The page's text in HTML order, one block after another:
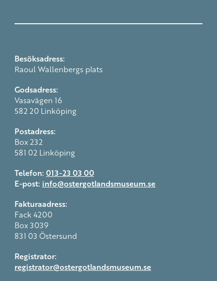
Besöksadress:
Raoul Wallenbergs plats
Godsadress:
Vasavägen 16
582 20 Linköping
Postadress:
Box 232
581 02 Linköping
Telefon: 013-23 03 00
E-post: info@ostergotlandsmuseum.se
Fakturaadress:
Fack 4200
Box 3039
831 03 Östersund
Registrator:
registrator@ostergotlandsmuseum.se